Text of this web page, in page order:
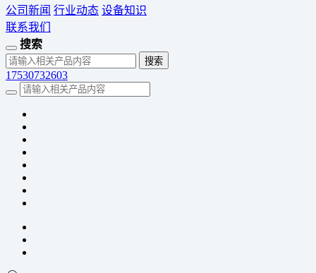
公司新闻 行业动态 设备知识
联系我们
搜索
17530732603